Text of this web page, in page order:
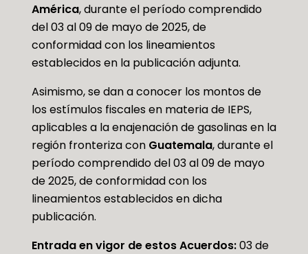
América, durante el período comprendido
del 03 al 09 de mayo de 2025, de
conformidad con los lineamientos
establecidos en la publicación adjunta.
Asimismo, se dan a conocer los montos de
los estímulos fiscales en materia de IEPS,
aplicables a la enajenación de gasolinas en la
región fronteriza con Guatemala, durante el
período comprendido del 03 al 09 de mayo
de 2025, de conformidad con los
lineamientos establecidos en dicha
publicación.
Entrada en vigor de estos Acuerdos:03 de